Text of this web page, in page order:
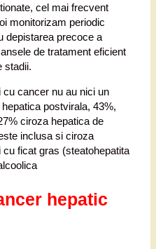
cel mai frecvent
monitorizam periodic
depistarea precoce a
de tratament eficient
stadii.
cu cancer nu au nici un
postvirala, 43%,
ciroza hepatica de
inclusa si ciroza
ficat gras (steatohepatita
hepatic